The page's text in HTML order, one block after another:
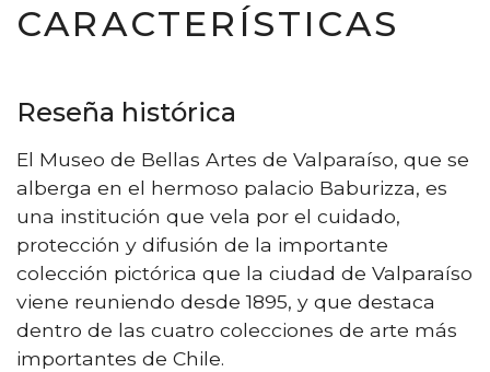
CARACTERÍSTICAS
Reseña histórica
El Museo de Bellas Artes de Valparaíso, que se
alberga en el hermoso palacio Baburizza, es
una institución que vela por el cuidado,
protección y difusión de la importante
colección pictórica que la ciudad de Valparaíso
viene reuniendo desde 1895, y que destaca
dentro de las cuatro colecciones de arte más
importantes de Chile.